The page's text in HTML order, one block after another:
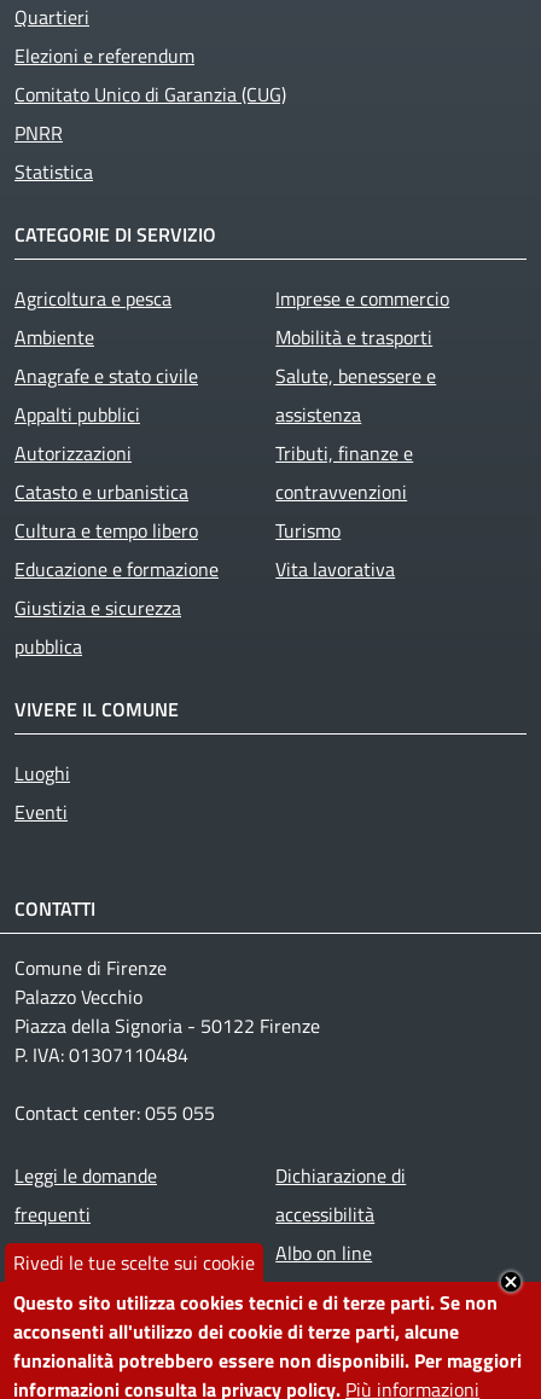
Rivedi le tue scelte sui cookie
Questo sito utilizza cookies tecnici e di terze parti. Se non
acconsenti all'utilizzo dei cookie di terze parti, alcune
funzionalità potrebbero essere non disponibili. Per maggiori
informazioni consulta la privacy policy. Più informazioni
Quartieri
Elezioni e referendum
Comitato Unico di Garanzia (CUG)
PNRR
Statistica
CATEGORIE DI SERVIZIO
Agricoltura e pesca
Ambiente
Anagrafe e stato civile
Appalti pubblici
Autorizzazioni
Catasto e urbanistica
Cultura e tempo libero
Educazione e formazione
Giustizia e sicurezza
pubblica
Imprese e commercio
Mobilità e trasporti
Salute, benessere e
assistenza
Tributi, finanze e
contravvenzioni
Turismo
Vita lavorativa
VIVERE IL COMUNE
Luoghi
Eventi
CONTATTI
Comune di Firenze
Palazzo Vecchio
Piazza della Signoria - 50122 Firenze
P. IVA: 01307110484
Contact center: 055 055
Footer menu
Leggi le domande
frequenti
Prenota appuntamento
Segnala disservizio
Amministrazione
trasparente
Dichiarazione di
accessibilità
Albo on line
Redazione web
Piano di miglioramento dei
servizi